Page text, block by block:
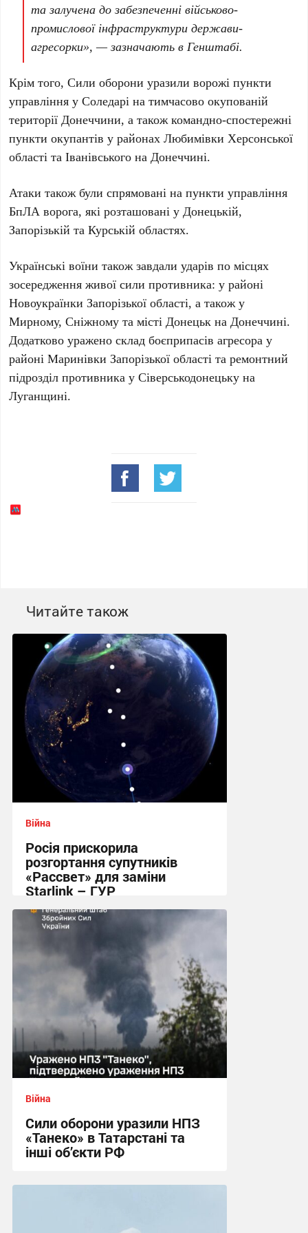
та залучена до забезпеченні військово-
промислової інфраструктури держави-
агресорки», — зазначають в Генштабі.
Крім того, Сили оборони уразили ворожі пункти
управління уСоледарі на тимчасово окупованій
територіїДонеччини, а також командно-спостережні
пункти окупантів у районахЛюбимівки Херсонської
області таІванівського на Донеччині.
Атаки також були спрямовані на пункти управління
БпЛА ворога, які розташовані уДонецькій,
Запорізькій таКурській областях.
Українські воїни також завдали ударів по місцях
зосередження живої сили противника: у районі
Новоукраїнки Запорізької області, а також у
Мирному, Сніжному тамісті Донецьк наДонеччині.
Додатково уражено склад боєприпасів агресора у
районіМаринівки Запорізької області та ремонтний
підрозділ противника уСіверськодонецьку на
Луганщині.
Читайте також
Війна
Росія прискорила
розгортання супутників
«Рассвет» для заміни
Starlink – ГУР
14:29 сьогодні
Війна
Сили оборони уразили НПЗ
«Танеко» в Татарстані та
інші об’єкти РФ